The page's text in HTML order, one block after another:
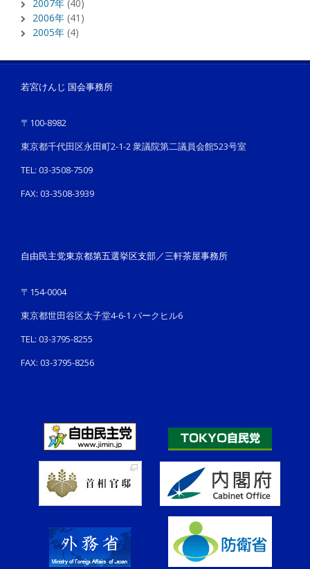
2007年 (40)
2006年 (41)
2005年 (4)
若宮けんじ 国会事務所
〒100-8982
東京都千代田区永田町2-1-2 衆議院第二議員会館523号室
TEL: 03-3508-7509
FAX: 03-3508-3939
自由民主党東京都第五選挙区支部／三軒茶屋事務所
〒154-0004
東京都世田谷区太子堂4-6-1 パークヒル6
TEL: 03-3795-8255
FAX: 03-3795-8256